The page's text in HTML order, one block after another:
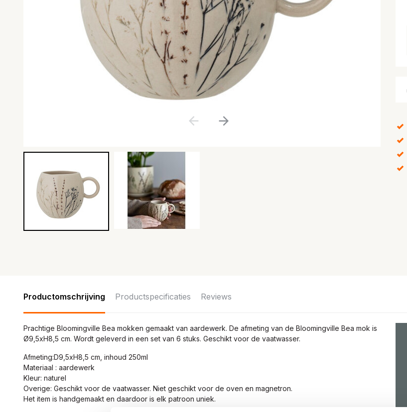
Productomschrijving Productspecificaties Reviews
Prachtige Bloomingville Bea mokken gemaakt van aardewerk. De afmeting van de Bloomingville Bea mok is
Ø9,5xH8,5 cm. Wordt geleverd in een set van 6 stuks. Geschikt voor de vaatwasser.
Afmeting:D9,5xH8,5 cm, inhoud 250ml
Materiaal : aardewerk
Kleur: naturel
Overige: Geschikt voor de vaatwasser. Niet geschikt voor de oven en magnetron.
Het item is handgemaakt en daardoor is elk patroon uniek.